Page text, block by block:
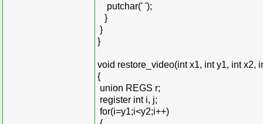
putchar(' ');
}
}
}
void restore_video(int x1, int y1, int x2,
{
union REGS r;
register int i, j;
for(i=y1;i<y2;i++)